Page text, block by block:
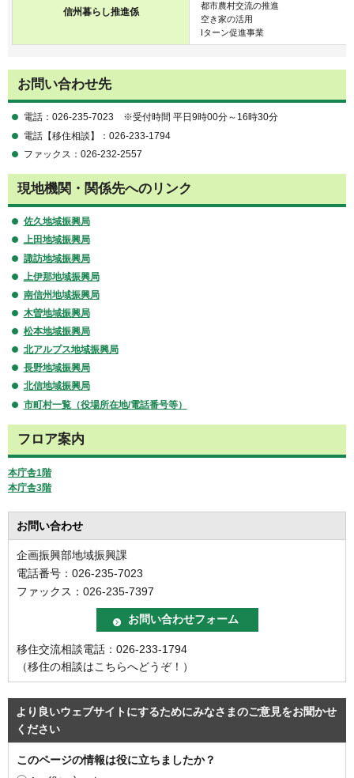
信州暮らし推進係
都市農村交流の推進
空き家の活用
Iターン促進事業
お問い合わせ先
電話：026-235-7023 ※受付時間 平日9時00分～16時30分
電話【移住相談】：026-233-1794
ファックス：026-232-2557
現地機関・関係先へのリンク
佐久地域振興局
上田地域振興局
諏訪地域振興局
上伊那地域振興局
南信州地域振興局
木曽地域振興局
松本地域振興局
北アルプス地域振興局
長野地域振興局
北信地域振興局
市町村一覧（役場所在地/電話番号等）
フロア案内
本庁舎1階
本庁舎3階
お問い合わせ
企画振興部地域振興課
電話番号：026-235-7023
ファックス：026-235-7397
移住交流相談電話：026-233-1794
（移住の相談はこちらへどうぞ！）
より良いウェブサイトにするためにみなさまのご意見をお聞かせ
ください
このページの情報は役に立ちましたか？